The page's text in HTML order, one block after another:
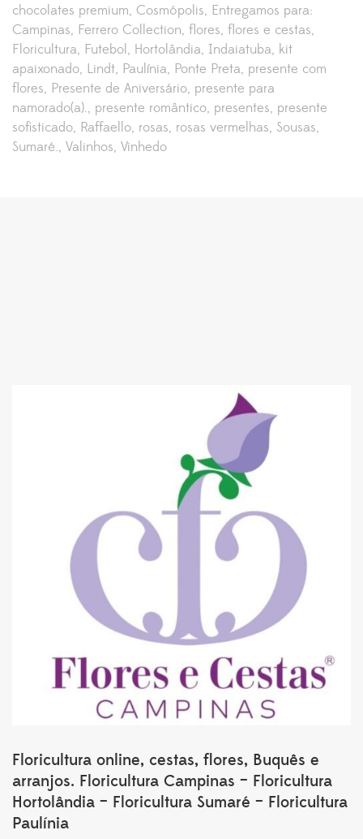
chocolates premium Cosmópolis Entregamos para:
Campinas Ferrero Collection flores flores e cestas
Floricultura Futebol Hortolândia Indaiatuba kit
apaixonado Lindt Paulínia Ponte Preta presente com
flores Presente de Aniversário presente para
namorado(a). presente romântico presentes presente
sofisticado Raffaello rosas rosas vermelhas Sousas
Sumaré. Valinhos Vinhedo
Floricultura online, cestas, flores, Buquês e
arranjos. Floricultura Campinas – Floricultura
Hortolândia – Floricultura Sumaré – Floricultura
Paulínia